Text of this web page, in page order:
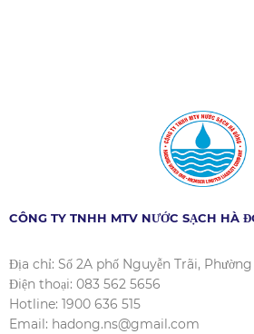
CÔNG TY TNHH MTV NƯỚC SẠCH HÀ
Địa chỉ: Số 2A phố Nguyễn Trãi,
Điện thoại: 083 562 5656
Hotline: 1900 636 515
Email: hadong.ns@gmail.com